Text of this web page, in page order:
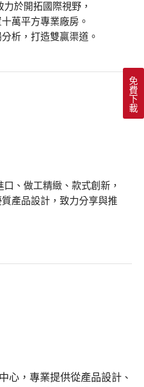
於開拓國際視野，
萬平方專業廠房。
析，打造雙贏渠道。
、做工精緻、款式創新，
產品設計，致力分享與推
心，專業提供從產品設計 、
免
費
下
載